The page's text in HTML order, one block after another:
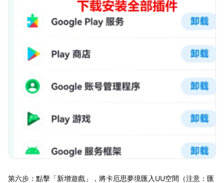
第六步：點擊「新增遊戲」，將卡厄思夢境匯入UU空間（注意：匯